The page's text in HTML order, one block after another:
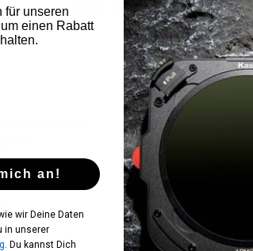
der Filterschnell und werkzeuglos
kompatibel.
nötig
für unseren
einen Rabatt
an!
wir Deine Daten
in unserer
. Du kannst Dich